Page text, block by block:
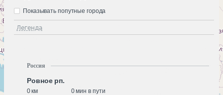
Легенда
Показывать попутные города
Россия
Ровное рп.
0 км
0 мин в пути